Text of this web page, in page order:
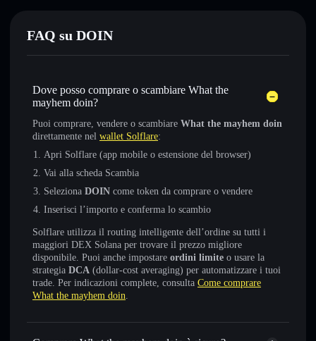
FAQ su DOIN
Dove posso comprare o scambiare What the
mayhem doin?
Puoi comprare, vendere o scambiare What the mayhem doin
direttamente nel wallet Solflare:
Apri Solflare (app mobile o estensione del browser)
Vai alla scheda Scambia
Seleziona DOIN come token da comprare o vendere
Inserisci l’importo e conferma lo scambio
Solflare utilizza il routing intelligente dell’ordine su tutti i
maggiori DEX Solana per trovare il prezzo migliore
disponibile. Puoi anche impostare ordini limite o usare la
strategia DCA (dollar-cost averaging) per automatizzare i tuoi
trade. Per indicazioni complete, consulta Come comprare
What the mayhem doin.